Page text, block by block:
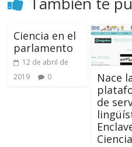
Ciencia en el
parlamento
12 de abril de
2019
0
Nace
de
Ciencia